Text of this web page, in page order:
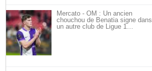
Mercato - OM : Un ancien
chouchou de Benatia signe dans
un autre club de Ligue 1…